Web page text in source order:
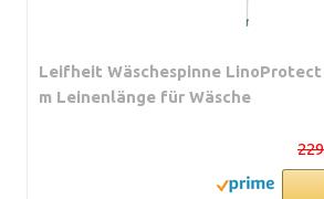
Leifheit Wäschespinne LinoProtect
m Leinenlänge für Wäsche